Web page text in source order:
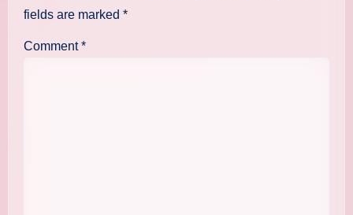
fields are marked *
Comment*